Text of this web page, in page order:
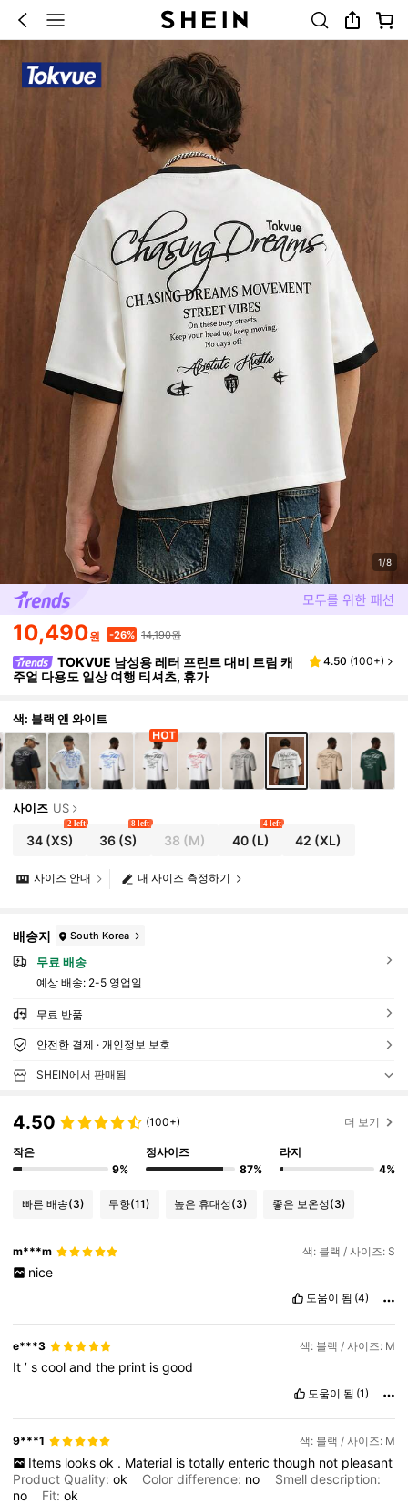
1/8
10,490원 -26% 14,190원
TOKVUE 남성용 레터 프린트 대비 트림 캐
주얼 다용도 일상 여행 티셔츠, 휴가
4.50 (100+)
색: 블랙 앤 와이트
사이즈 US
34(XS)
2 left
36 (S)
8 left
38 (M) 40(L)
4 left
42 (XL)
내 사이즈 측정하기
사이즈 안내
배송지 South Korea
무료 배송
예상 배송: 2-5 영업일
무료 반품
안전한 결제 · 개인정보 보호
SHEIN에서 판매됨
4.50 (100+) 더 보기
작은
9%
정사이즈
87%
라지
4%
빠른 배송(3) 무향(11) 높은 휴대성(3) 좋은 보온성(3)
m***m 색: 블랙 / 사이즈: S
nice
도움이 됨 (4)
e***3 색: 블랙 / 사이즈: M
It’scoolandthe print isgood
도움이 됨 (1)
9***1 색: 블랙 / 사이즈: M
Items looks ok . Material is totally enteric though not pleasant
Product Quality:ok Color difference: no
Smell description:
no
Fit:ok